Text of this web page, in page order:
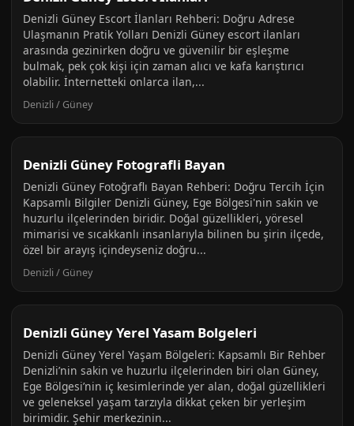
Denizli Güney Escort İlanları Rehberi: Doğru Adrese
Ulaşmanın Pratik Yolları Denizli Güney escort ilanları
arasında gezinirken doğru ve güvenilir bir eşleşme
bulmak, pek çok kişi için zaman alıcı ve kafa karıştırıcı
olabilir. İnternetteki onlarca ilan,...
Denizli / Güney
Denizli Güney Fotografli Bayan
Denizli Güney Fotoğraflı Bayan Rehberi: Doğru Tercih İçin
Kapsamlı Bilgiler Denizli Güney, Ege Bölgesi'nin sakin ve
huzurlu ilçelerinden biridir. Doğal güzellikleri, yöresel
mimarisi ve sıcakkanlı insanlarıyla bilinen bu şirin ilçede,
özel bir arayış içindeyseniz doğru...
Denizli / Güney
Denizli Güney Yerel Yasam Bolgeleri
Denizli Güney Yerel Yaşam Bölgeleri: Kapsamlı Bir Rehber
Denizli’nin sakin ve huzurlu ilçelerinden biri olan Güney,
Ege Bölgesi’nin iç kesimlerinde yer alan, doğal güzellikleri
ve geleneksel yaşam tarzıyla dikkat çeken bir yerleşim
birimidir. Şehir merkezinin...